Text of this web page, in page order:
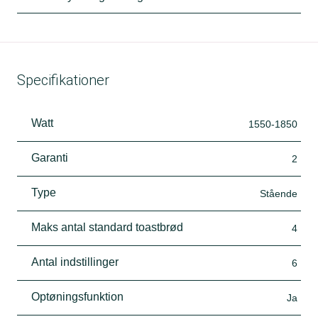
Specifikationer
Watt 1550-1850
Garanti 2
Type Stående
Maks antal standard toastbrød 4
Antal indstillinger 6
Optøningsfunktion Ja